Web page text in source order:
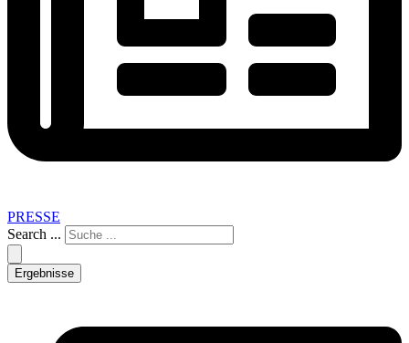
PRESSE
Search ...
Ergebnisse